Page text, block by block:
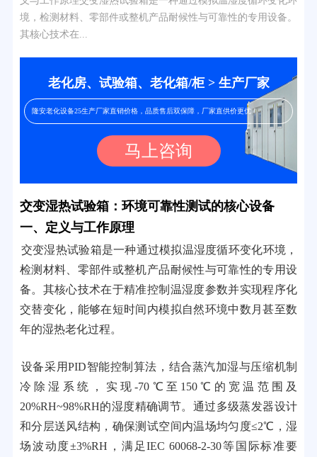
境，检测材料、零部件或整机产品耐候性与可靠性的专用设备。
其核心技术在...
老化房、试验箱、老化箱/柜 > 生产厂家
隆安老化设备25生产厂家直销价格，品质售后双保障，厂家直供价更优！
马上咨询
交变湿热试验箱：环境可靠性测试的核心设备
一、定义与工作原理
交变湿热试验箱是一种通过模拟温湿度循环变化环境，
检测材料、零部件或整机产品耐候性与可靠性的专用设
备。其核心技术在于精准控制温湿度参数并实现程序化
交替变化，能够在短时间内模拟自然环境中数月甚至数
年的湿热老化过程。
设备采用PID智能控制算法，结合蒸汽加湿与压缩机制
冷除湿系统，实现-70℃至150℃的宽温范围及
20%RH~98%RH的湿度精确调节。通过多级蒸发器设计
和分层送风结构，确保测试空间内温场均匀度≤2℃，湿
场波动度±3%RH，满足IEC 60068-2-30等国际标准要